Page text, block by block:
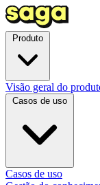
Visão geral do
Casos de uso